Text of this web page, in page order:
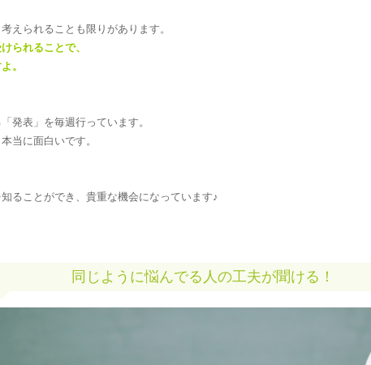
えられることも限りがあります。
られることで、
。
発表」を毎週行っています。
当に面白いです。
ることができ、貴重な機会になっています♪
同じように悩んでる人の工夫が聞ける！